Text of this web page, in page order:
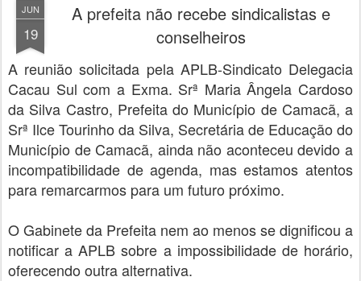
JUN
19
A prefeita não recebe sindicalistas e
conselheiros
A reunião solicitada pela APLB-Sindicato Delegacia
Cacau Sul com a Exma. Srª Maria Ângela Cardoso
da Silva Castro, Prefeita do Município de Camacã, a
Srª Ilce Tourinho da Silva, Secretária de Educação do
Município de Camacã, ainda não aconteceu devido a
incompatibilidade de agenda, mas estamos atentos
para remarcarmos para um futuro próximo.
O Gabinete da Prefeita nem ao menos se dignificou a
notificar a APLB sobre a impossibilidade de horário,
oferecendo outra alternativa.